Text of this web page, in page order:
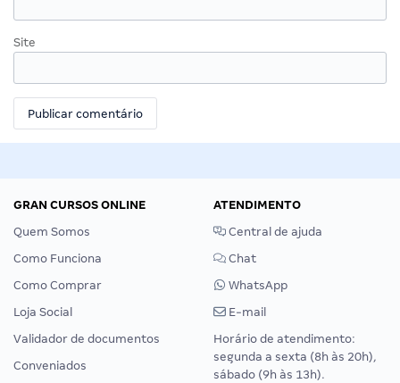
Site
GRAN CURSOS ONLINE
Quem Somos
Como Funciona
Como Comprar
Loja Social
Validador de documentos
Conveniados
ATENDIMENTO
Central de ajuda
Chat
WhatsApp
E-mail
Horário de atendimento:
segunda a sexta (8h às 20h),
sábado (9h às 13h).